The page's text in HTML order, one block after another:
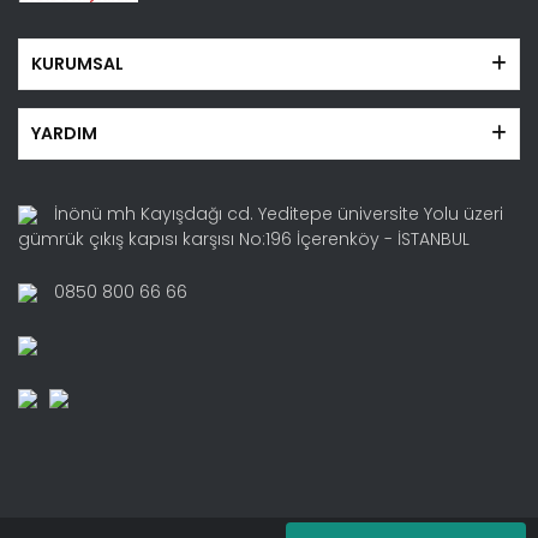
KURUMSAL
YARDIM
İnönü mh Kayışdağı cd. Yeditepe üniversite Yolu üzeri
gümrük çıkış kapısı karşısı No:196 İçerenköy - İSTANBUL
0850 800 66 66